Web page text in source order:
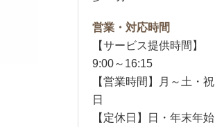
営業・対応時間
【サービス提供時間】
9:00～16:15
【営業時間】月～土・祝
日
【定休日】日・年末年始